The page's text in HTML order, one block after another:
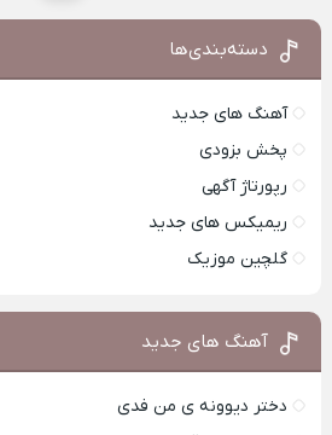
دسته‌بندی‌ها
آهنگ های جدید
پخش بزودی
رپورتاژ آگهی
ریمیکس های جدید
گلچین موزیک
آهنگ های جدید
دختر دیوونه ی من فدی